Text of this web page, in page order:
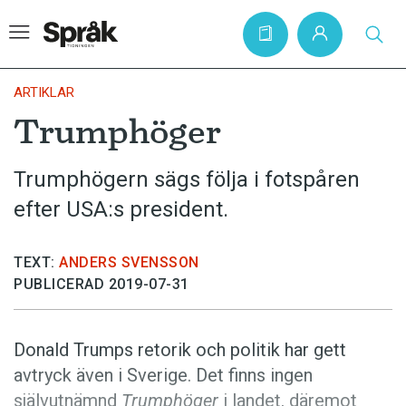
Hem
Artiklar
Krönikor
Skrivtips
Bokrecensioner
Kviss
Podden
ARTIKLAR
Trumphöger
Trumphögern sägs följa i fotspåren
efter USA:s president.
TEXT: ANDERS SVENSSON
PUBLICERAD 2019-07-31
Donald Trumps retorik och politik har gett
avtryck även i Sverige. Det finns ingen
självutnämnd Trumphöger i landet, däremot